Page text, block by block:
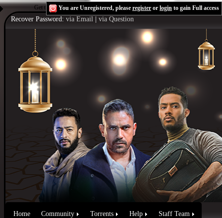
Get the Flash Playerto see this player.Shoutcast & Icecast Server
You are Unregistered, please register or login to gain Full access
Recover Password: via Email via Question
Home Community Torrents Help Staff Team